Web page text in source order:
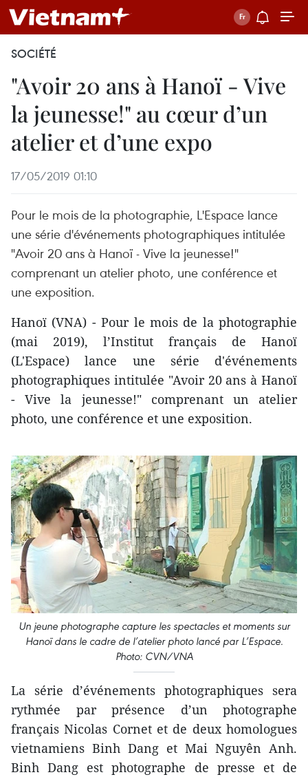
SOCIÉTÉ
"Avoir 20 ans à Hanoï - Vive
la jeunesse!" au cœur d’un
atelier et d’une expo
17/05/2019 01:10
Pour le mois de la photographie, L'Espace lance
une série d'événements photographiques intitulée
"Avoir 20 ans à Hanoï - Vive la jeunesse!"
comprenant un atelier photo, une conférence et
une exposition.
Hanoï (VNA) - Pour le mois de la photographie
(mai 2019), l’Institut français de Hanoï
(L'Espace) lance une série d'événements
photographiques intitulée "Avoir 20 ans à Hanoï
- Vive la jeunesse!" comprenant un atelier
photo, une conférence et une exposition.
Un jeune photographe capture les spectacles et moments sur
Hanoï dans le cadre de l’atelier photo lancé par L’Espace.
Photo: CVN/VNA
La série d’événements photographiques sera
rythmée par présence d’un photographe
français Nicolas Cornet et de deux homologues
vietnamiens Binh Dang et Mai Nguyên Anh.
Binh Dang est photographe de presse et de